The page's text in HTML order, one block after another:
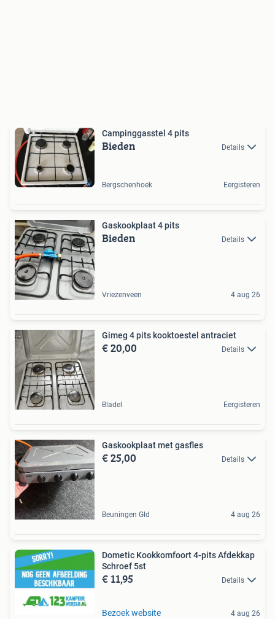
Campinggasstel 4 pits
Bieden Details
Bergschenhoek Eergisteren
Gaskookplaat 4 pits
Bieden Details
Vriezenveen 4 aug 26
Gimeg 4 pits kooktoestel antraciet
€ 20,00 Details
Bladel Eergisteren
Gaskookplaat met gasfles
€ 25,00 Details
Beuningen Gld 4 aug 26
Dometic Kookkomfoort 4-pits Afdekkap
Schroef 5st
€ 11,95 Details
Bezoek website 4 aug 26